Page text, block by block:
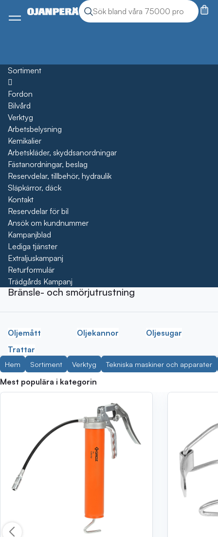
Sök produkter
Sök
Meny
Sortiment
Öppna
Fordon
Bilvård
Verktyg
Arbetsbelysning
Kemikalier
Arbetskläder, skyddsanordningar
Fästanordningar, beslag
Reservdelar, tillbehör, hydraulik
Släpkärror, däck
Kontakt
Reservdelar för bil
Ansök om kundnummer
Kampanjblad
Lediga tjänster
Extraljuskampanj
Returformulär
Trädgårds Kampanj
Bränsle- och smörjutrustning
Oljemått Oljekannor
Oljesugar
Trattar
Hem Sortiment Verktyg Tekniska maskiner och apparater
Mest populära i kategorin